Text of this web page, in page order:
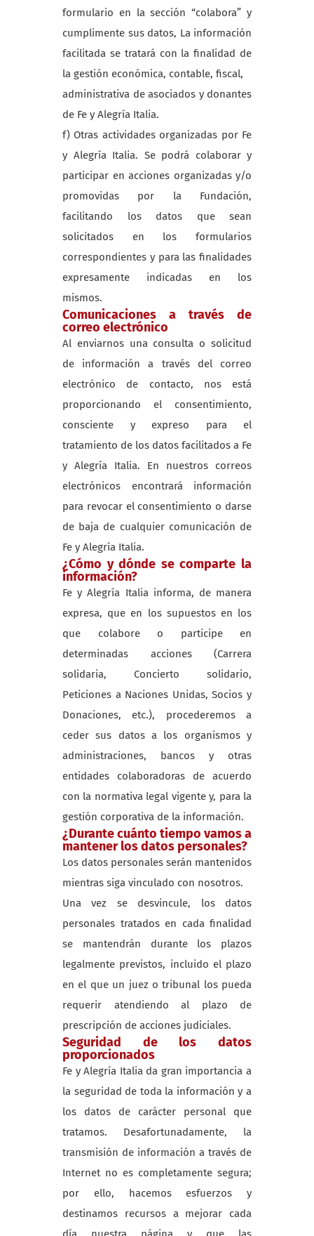
formulario en la sección “colabora” y
cumplimente sus datos, La información
facilitada se tratará con la finalidad de
la gestión económica, contable, fiscal,
administrativa de asociados y donantes
de Fe y Alegría Italia.
f) Otras actividades organizadas por Fe
y Alegría Italia. Se podrá colaborar y
participar en acciones organizadas y/o
promovidas por la Fundación,
facilitando los datos que sean
solicitados en los formularios
correspondientes y para las finalidades
expresamente indicadas en los
mismos.
Comunicaciones a través de
correo electrónico
Al enviarnos una consulta o solicitud
de información a través del correo
electrónico de contacto, nos está
proporcionando el consentimiento,
consciente y expreso para el
tratamiento de los datos facilitados a Fe
y Alegría Italia. En nuestros correos
electrónicos encontrará información
para revocar el consentimiento o darse
de baja de cualquier comunicación de
Fe y Alegría Italia.
¿Cómo y dónde se comparte la
información?
Fe y Alegría Italia informa, de manera
expresa, que en los supuestos en los
que colabore o participe en
determinadas acciones (Carrera
solidaria, Concierto solidario,
Peticiones a Naciones Unidas, Socios y
Donaciones, etc.), procederemos a
ceder sus datos a los organismos y
administraciones, bancos y otras
entidades colaboradoras de acuerdo
con la normativa legal vigente y, para la
gestión corporativa de la información.
¿Durante cuánto tiempo vamos a
mantener los datos personales?
Los datos personales serán mantenidos
mientras siga vinculado con nosotros.
Una vez se desvincule, los datos
personales tratados en cada finalidad
se mantendrán durante los plazos
legalmente previstos, incluido el plazo
en el que un juez o tribunal los pueda
requerir atendiendo al plazo de
prescripción de acciones judiciales.
Seguridad de los datos
proporcionados
Fe y Alegría Italia da gran importancia a
la seguridad de toda la información y a
los datos de carácter personal que
tratamos. Desafortunadamente, la
transmisión de información a través de
Internet no es completamente segura;
por ello, hacemos esfuerzos y
destinamos recursos a mejorar cada